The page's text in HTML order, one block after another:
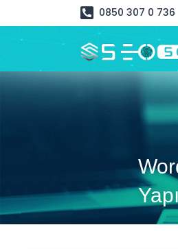
0850 307 0 736